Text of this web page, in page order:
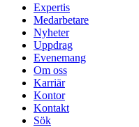
Expertis
Medarbetare
Nyheter
Uppdrag
Evenemang
Om oss
Karriär
Kontor
Kontakt
Sök